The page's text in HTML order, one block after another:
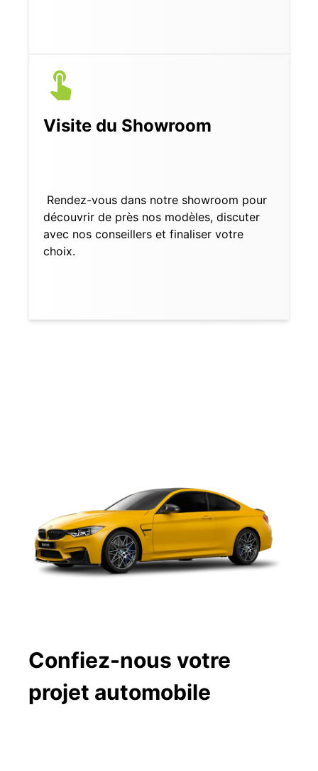
Visite du Showroom
Rendez-vous dans notre showroom pour
découvrir de près nos modèles, discuter
avec nos conseillers et finaliser votre
choix.
Confiez-nous votre
projet automobile